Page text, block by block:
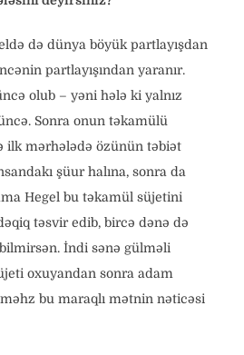
də dünya böyük partlayışdan
partlayışından yaranır.
olub – yəni hələ ki yalnız
Sonra onun təkamülü
ilk mərhələdə özünün təbiət
şüur halına, sonra da
Hegel bu təkamül süjetini
təsvir edib, bircə dənə də
İndi sənə gülməli
oxuyandan sonra adam
bu maraqlı mətnin nəticəsi